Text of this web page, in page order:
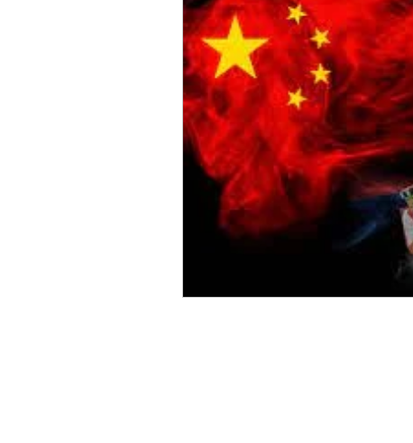
Sicurezza Nazionale
Indo-Pacifico Medio
Giappone India
Europa Covid-19